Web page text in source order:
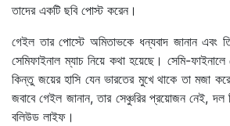
তাদের একটি ছবি পোস্ট করেন।
গেইল তার পোস্টে অমিতাভকে ধন্যবাদ জানান এবং
সেমিফাইনাল ম্যাচ নিয়ে কথা হয়েছে। সেমি-
কিন্তু জয়ের হাসি যেন ভারতের মুখে থাকে তা মজা
জবাবে গেইল জানান, তার সেঞ্চুরির প্রয়োজন নেই,
বলিউড লাইফ।